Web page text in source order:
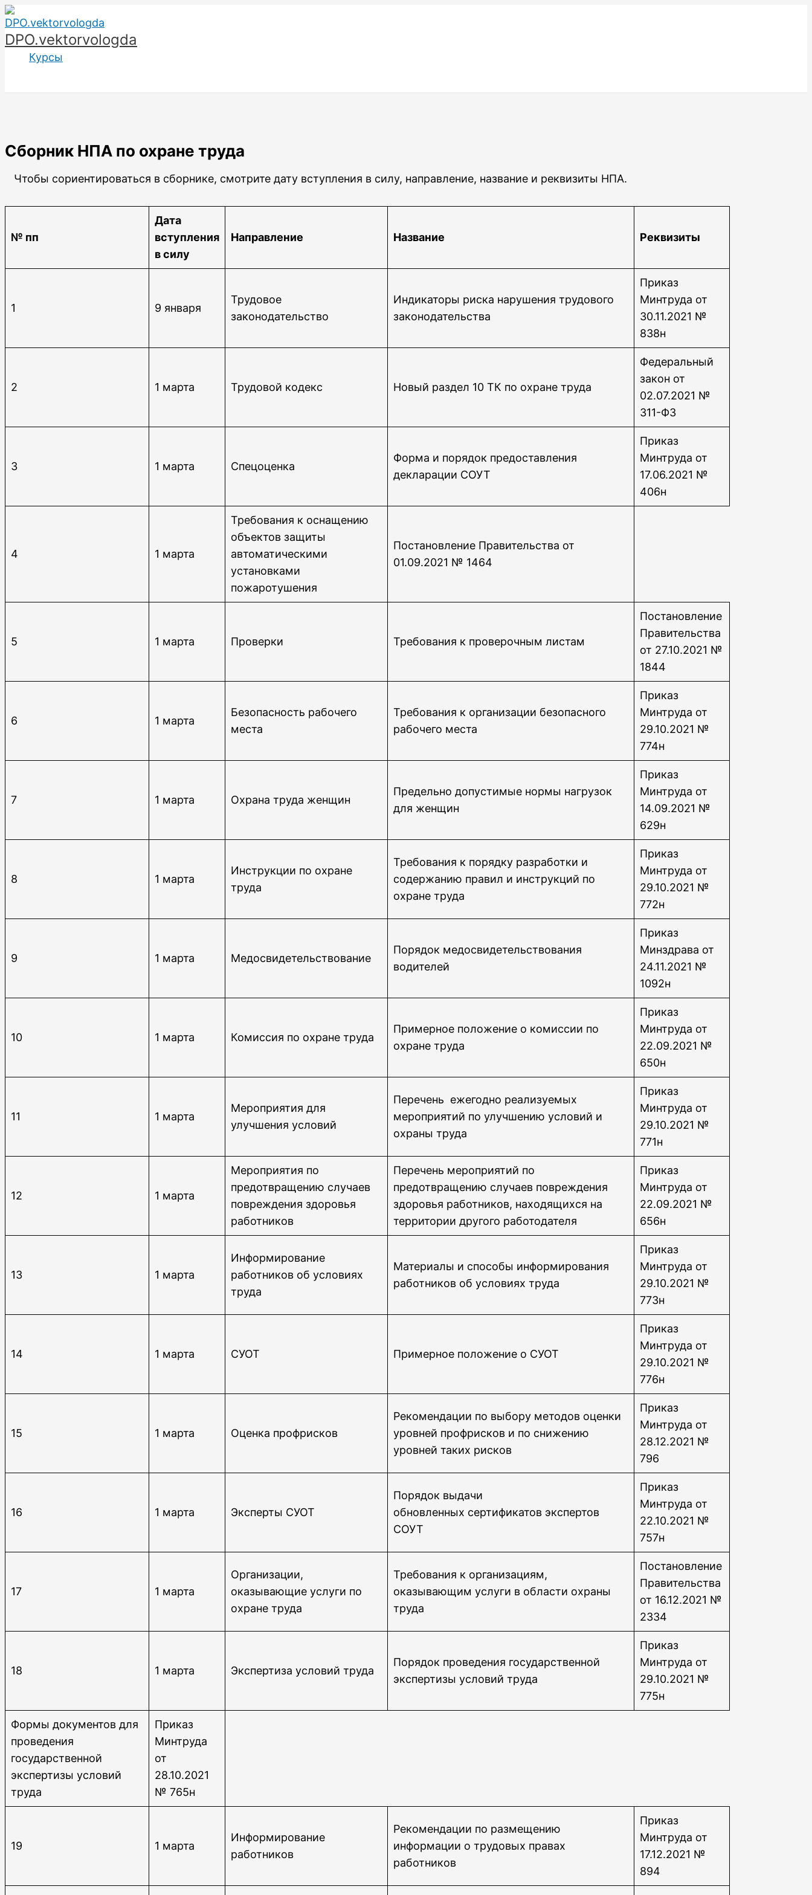
Перейти
к
содержимому
DPO.vektorvologda
Курсы
Сборник НПА по охране труда
Чтобы сориентироваться в сборнике, смотрите дату вступления в силу, направление, название и реквизиты НПА.
№ пп
Дата
вступления
в силу
Направление Название Реквизиты
1 9 января
Трудовое
законодательство
Индикаторы риска нарушения трудового
законодательства
Приказ
Минтруда от
30.11.2021 №
838н
2 1 марта Трудовой кодекс Новый раздел 10 ТК по охране труда
Федеральный
закон от
02.07.2021 №
311-ФЗ
3 1 марта Спецоценка
Форма и порядок предоставления
декларации СОУТ
Приказ
Минтруда от
17.06.2021 №
406н
4 1 марта
Требования к оснащению
объектов защиты
автоматическими
установками
пожаротушения
Постановление Правительства от
01.09.2021 № 1464
5 1 марта Проверки Требования к проверочным листам
Постановление
Правительства
от 27.10.2021 №
1844
6 1 марта
Безопасность рабочего
места
Требования к организации безопасного
рабочего места
Приказ
Минтруда от
29.10.2021 №
774н
7 1 марта Охрана труда женщин
Предельно допустимые нормы нагрузок
для женщин
Приказ
Минтруда от
14.09.2021 №
629н
8 1 марта
Инструкции по охране
труда
Требования к порядку разработки и
содержанию правил и инструкций по
охране труда
Приказ
Минтруда от
29.10.2021 №
772н
9 1 марта Медосвидетельствование
Порядок медосвидетельствования
водителей
Приказ
Минздрава от
24.11.2021 №
1092н
10 1 марта Комиссия по охране труда
Примерное положение о комиссии по
охране труда
Приказ
Минтруда от
22.09.2021 №
650н
11 1 марта
Мероприятия для
улучшения условий
Перечень ежегодно реализуемых
мероприятий по улучшению условий и
охраны труда
Приказ
Минтруда от
29.10.2021 №
771н
12 1 марта
Мероприятия по
предотвращению случаев
повреждения здоровья
работников
Перечень мероприятий по
предотвращению случаев повреждения
здоровья работников, находящихся на
территории другого работодателя
Приказ
Минтруда от
22.09.2021 №
656н
13 1 марта
Информирование
работников об условиях
труда
Материалы и способы информирования
работников об условиях труда
Приказ
Минтруда от
29.10.2021 №
773н
14 1 марта СУОТ Примерное положение о СУОТ
Приказ
Минтруда от
29.10.2021 №
776н
15 1 марта Оценка профрисков
Рекомендации по выбору методов оценки
уровней профрисков и по снижению
уровней таких рисков
Приказ
Минтруда от
28.12.2021 №
796
16 1 марта Эксперты СУОТ
Порядок выдачи
обновленных сертификатов экспертов
СОУТ
Приказ
Минтруда от
22.10.2021 №
757н
17 1 марта
Организации,
оказывающие услуги по
охране труда
Требования к организациям,
оказывающим услуги в области охраны
труда
Постановление
Правительства
от 16.12.2021 №
2334
18 1 марта Экспертиза условий труда
Порядок проведения государственной
экспертизы условий труда
Приказ
Минтруда от
29.10.2021 №
775н
Формы документов для
проведения
государственной
экспертизы условий
труда
Приказ
Минтруда
от
28.10.2021
№ 765н
19 1 марта
Информирование
работников
Рекомендации по размещению
информации о трудовых правах
работников
Приказ
Минтруда от
17.12.2021 №
894